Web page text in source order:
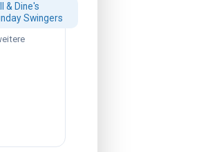
& Dine's
Swingers